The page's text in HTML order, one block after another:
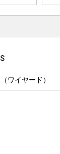
ワイヤード）